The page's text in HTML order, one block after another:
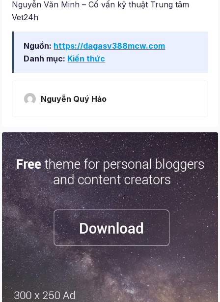
Nguyễn Văn Minh – Cố vấn kỹ thuật Trung tâm
Vet24h
Nguồn: https://dagasv388mcw.com
Danh mục: Kiến thức
Nguyễn Quý Hảo